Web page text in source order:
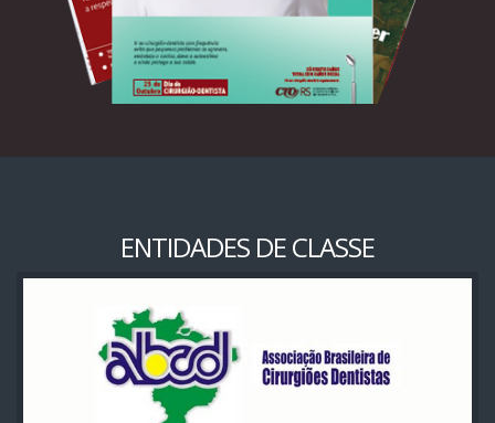
ENTIDADES DE CLASSE